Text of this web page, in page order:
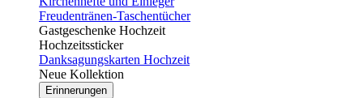
Freudentränen-Taschentücher
Gastgeschenke Hochzeit
Hochzeitssticker
Danksagungskarten Hochzeit
Neue Kollektion
Erinnerungen